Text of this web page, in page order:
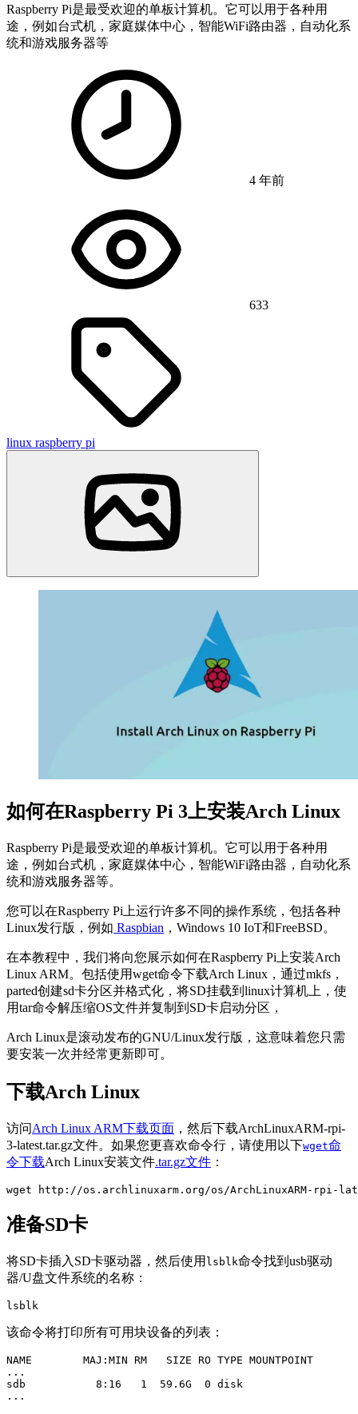
Raspberry Pi是最受欢迎的单板计算机。它可以用于各种用
途，例如台式机，家庭媒体中心，智能WiFi路由器，自动化系
统和游戏服务器等
4 年前
633
linux raspberry pi
如何在Raspberry Pi 3上安装Arch Linux
Raspberry Pi是最受欢迎的单板计算机。它可以用于各种用
途，例如台式机，家庭媒体中心，智能WiFi路由器，自动化系
统和游戏服务器等。
您可以在Raspberry Pi上运行许多不同的操作系统，包括各种
Linux发行版，例如 Raspbian ，Windows 10 IoT和FreeBSD。
在本教程中，我们将向您展示如何在Raspberry Pi上安装Arch
Linux ARM。包括使用wget命令下载Arch Linux，通过mkfs，
parted创建sd卡分区并格式化，将SD挂载到linux计算机上，使
用tar命令解压缩OS文件并复制到SD卡启动分区，
Arch Linux是滚动发布的GNU/Linux发行版，这意味着您只需
要安装一次并经常更新即可。
下载Arch Linux
访问Arch Linux ARM下载页面 ，然后下载ArchLinuxARM-rpi-
3-latest.tar.gz文件。如果您更喜欢命令行，请使用以下wget命
令下载Arch Linux安装文件.tar.gz文件 ：
wget http://os.archlinuxarm.org/os/ArchLinuxARM-rpi-
准备SD卡
将SD卡插入SD卡驱动器，然后使用 lsblk命令找到usb驱动
器/U盘文件系统的名称：
lsblk
该命令将打印所有可用块设备的列表：
NAME        MAJ:MIN RM   SIZE RO TYPE MOUNTPOINT
...
sdb           8:16   1  59.6G  0 disk
...